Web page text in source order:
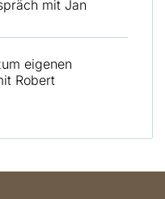
mit Jan
eigenen
Robert